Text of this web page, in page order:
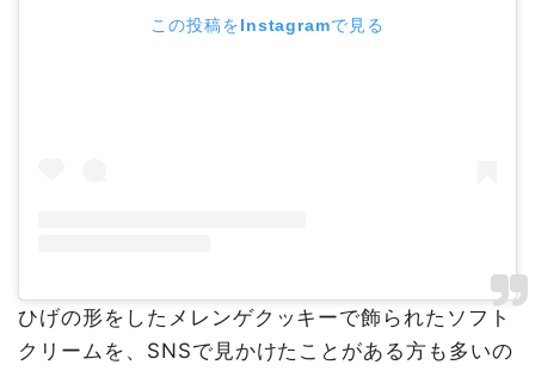
この投稿をInstagramで見る
ひげの形をしたメレンゲクッキーで飾られたソフト
クリームを、SNSで見かけたことがある方も多いの